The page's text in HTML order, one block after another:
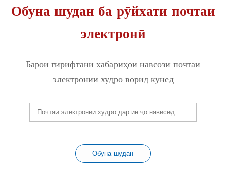
Обуна шудан ба рӯйхати почтаи
электронӣ
Барои гирифтани хабариҳои навсозӣ почтаи
электронии худро ворид кунед
Обуна шудан